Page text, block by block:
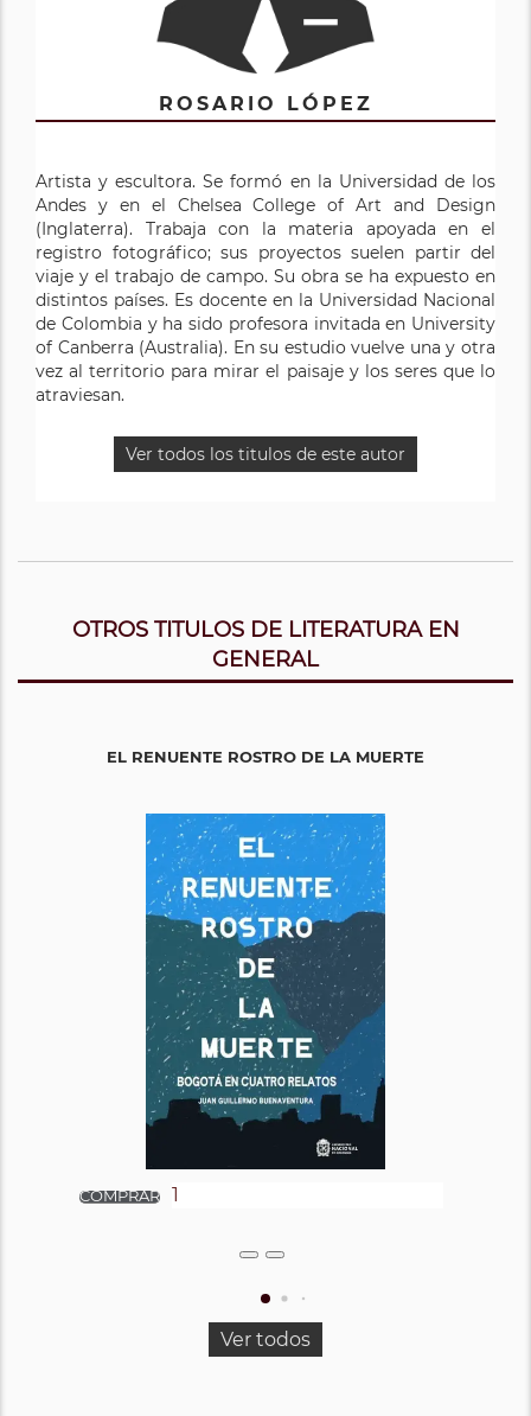
ROSARIO LÓPEZ
Artista y escultora. Se formó en la Universidad de los
Andes y en el Chelsea College of Art and Design
(Inglaterra). Trabaja con la materia apoyada en el
registro fotográfico; sus proyectos suelen partir del
viaje y el trabajo de campo. Su obra se ha expuesto en
distintos países. Es docente en la Universidad Nacional
de Colombia y ha sido profesora invitada en University
of Canberra (Australia). En su estudio vuelve una y otra
vez al territorio para mirar el paisaje y los seres que lo
atraviesan.
Ver todos los titulos de este autor
OTROS TITULOS DE LITERATURA EN
GENERAL
EL RENUENTE ROSTRO DE LA MUERTE
Ver todos